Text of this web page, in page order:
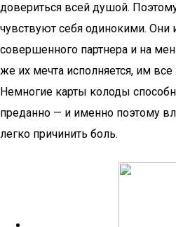
довериться всей душой.
чувствуют себя одинокими. Они
совершенного партнера и на
же их мечта исполняется, им
Немногие карты колоды
преданно — и именно поэтому
легко причинить боль.